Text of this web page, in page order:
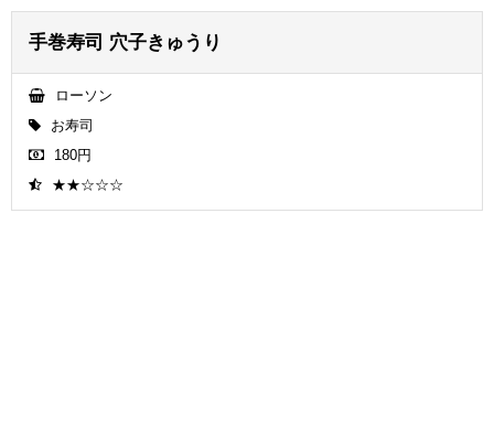
手巻寿司 穴子きゅうり
ローソン
お寿司
180円
★★☆☆☆